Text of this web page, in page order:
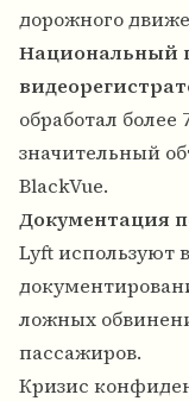
дорожного
Национальный
обработал более
значительный
BlackVue.
Документация
Lyft используют
ложных
пассажиров.
Кризис